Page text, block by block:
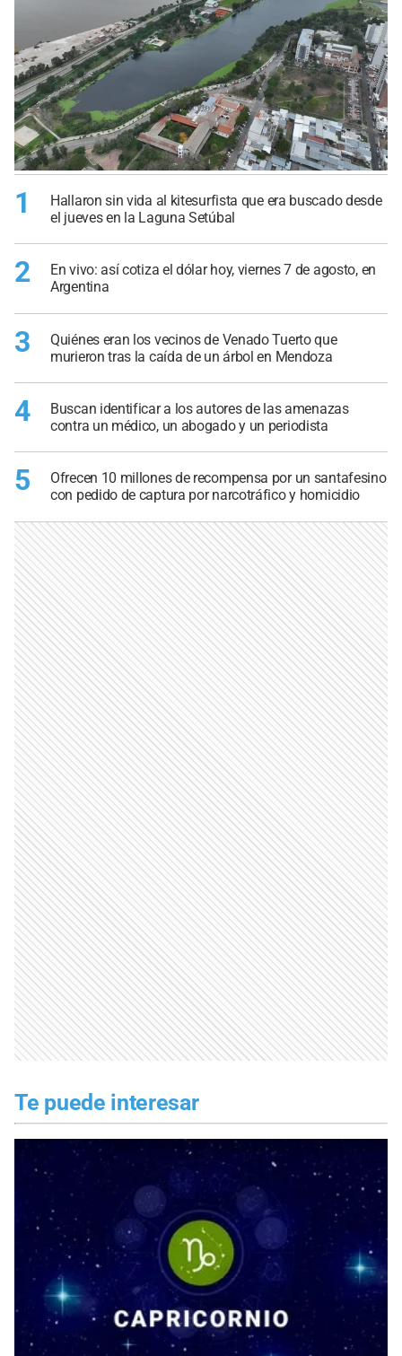
1
Hallaron sin vida al kitesurfista que era buscado desde
el jueves en la Laguna Setúbal
2
En vivo: así cotiza el dólar hoy, viernes 7 de agosto, en
Argentina
3
Quiénes eran los vecinos de Venado Tuerto que
murieron tras la caída de un árbol en Mendoza
4
Buscan identificar a los autores de las amenazas
contra un médico, un abogado y un periodista
5
Ofrecen 10 millones de recompensa por un santafesino
con pedido de captura por narcotráfico y homicidio
Te puede interesar